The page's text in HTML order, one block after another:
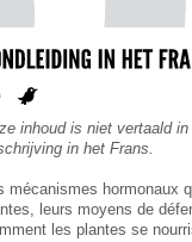
inhoud is niet vertaald
in het Frans.
mécanismes hormonaux
leurs moyens de
les plantes se